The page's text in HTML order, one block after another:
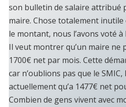
son bulletin de salaire attribué
maire. Chose totalement
le montant, nous l’avons voté à
Il veut montrer qu’un maire ne
1700€ net par mois. Cette
car n’oublions pas que le SMIC,
actuellement qu’a 1477€ net
Combien de gens vivent avec